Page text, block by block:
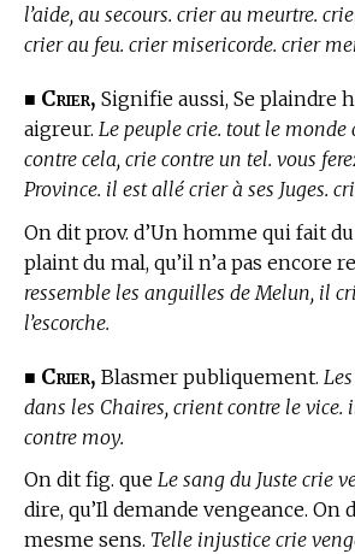
l’aide, au secours. crier au meurtre.
crier au feu. crier misericorde. crier
■ Crier, Signifie aussi, Se plaindre
aigreur. Le peuple crie. tout le monde
contre cela, crie contre un tel. vous
Province. il est allé crier à ses Juges.
On dit prov. d’Un homme qui fait
plaint du mal, qu’il n’a pas encore
ressemble les anguilles de Melun, il
l’escorche.
■ Crier, Blasmer publiquement.
dans les Chaires, crient contre le vice.
contre moy.
On dit fig. que Le sang du Juste crie
dire, qu’Il demande vengeance. On
mesme sens. Telle injustice crie